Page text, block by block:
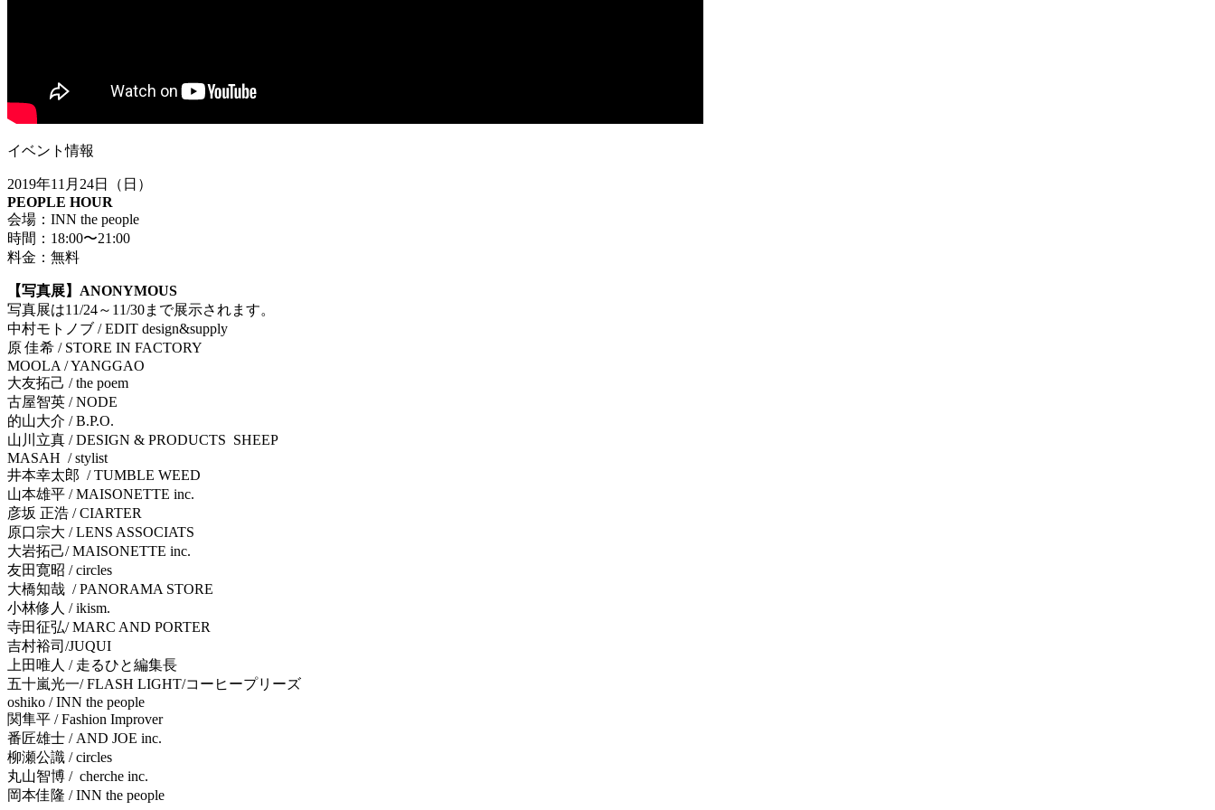
イベント情報
2019年11月24日（日）
PEOPLE HOUR
会場：INN the people
時間：18:00〜21:00
料金：無料
【写真展】 ANONYMOUS
写真展は11/24～ 11/30まで展示されます。
中村モトノブ / EDIT design&supply
原 佳希 / STORE IN FACTORY
MOOLA / YANGGAO
大友拓己 / the poem
古屋智英 / NODE
的山大介 / B.P.O.
山川立真 / DESIGN & PRODUCTS SHEEP
MASAH / stylist
井本幸太郎 / TUMBLE WEED
山本雄平 / MAISONETTE inc.
彦坂 正浩 / CIARTER
原口宗大 / LENS ASSOCIATS
大岩拓己/ MAISONETTE inc.
友田寛昭 / circles
大橋知哉 / PANORAMA STORE
小林修人 / ikism.
寺田征弘/ MARC AND PORTER
吉村裕司 /JUQUI
上田唯人 / 走るひと編集長
五十嵐光一/ FLASH LIGHT/コーヒープリーズ
oshiko / INN the people
関隼平 / Fashion Improver
番匠雄士 / AND JOE inc.
柳瀬公識 / circles
丸山智博 / cherche inc.
岡本佳隆 / INN the people